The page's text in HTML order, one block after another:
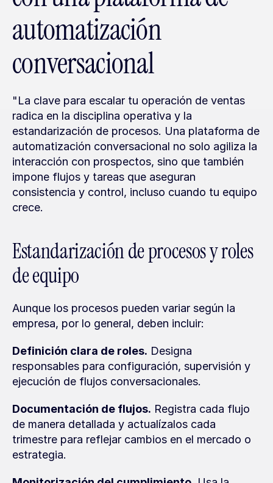
automatización
conversacional
"La clave para escalar tu operación de ventas
radica en la disciplina operativa y la
estandarización de procesos. Una plataforma de
automatización conversacional no solo agiliza la
interacción con prospectos, sino que también
impone flujos y tareas que aseguran
consistencia y control, incluso cuando tu equipo
crece.
Estandarización de procesos y roles
de equipo
Aunque los procesos pueden variar según la
empresa, por lo general, deben incluir:
Definición clara de roles. Designa
responsables para configuración, supervisión y
ejecución de flujos conversacionales.
Documentación de flujos. Registra cada flujo
de manera detallada y actualízalos cada
trimestre para reflejar cambios en el mercado o
estrategia.